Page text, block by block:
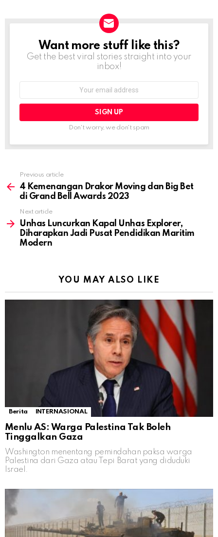
NEWSLETTER
Want more stuff like this?
Get the best viral stories straight into your
inbox!
Don't worry, we don't spam
more
Previous article
4 Kemenangan Drakor Moving dan Big Bet
di Grand Bell Awards 2023
Next article
Unhas Luncurkan Kapal Unhas Explorer,
Diharapkan Jadi Pusat Pendidikan Maritim
Modern
YOU MAY ALSO LIKE
Berita INTERNASIONAL
Menlu AS: Warga Palestina Tak Boleh
Tinggalkan Gaza
Washington menentang pemindahan paksa warga
Palestina dari Gaza atau Tepi Barat yang diduduki
Israel.